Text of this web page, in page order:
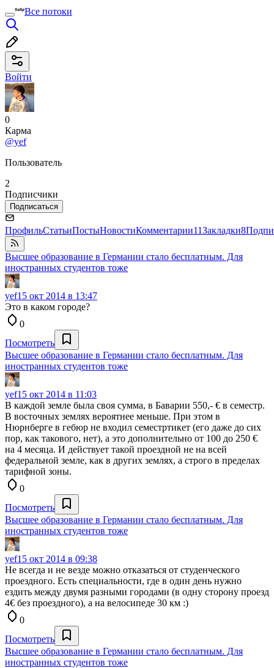
Все потоки
Войти
0
Карма
@yef
Пользователь
2
Подписчики
Подписаться
ПрофильСтатьиПостыНовостиКомментарии11Закладки8
Высшее образование в Германии стало бесплатным. Для
иностранных студентов тоже
yef15 окт 2014 в 13:47
Это в каком городе?
0
Посмотреть
Высшее образование в Германии стало бесплатным. Для
иностранных студентов тоже
yef15 окт 2014 в 11:03
В каждой земле была своя сумма, в Баварии 550,- € в семестр.
В восточных землях вероятнее меньше. При этом в
Нюрнберге в гебюр не входил семестртикет (его даже до сих
пор, как такового, нет), а это дополнительно от 100 до 250 €
на 4 месяца. И действует такой проездной не на всей
федеральной земле, как в других землях, а строго в пределах
тарифной зоны.
0
Посмотреть
Высшее образование в Германии стало бесплатным. Для
иностранных студентов тоже
yef15 окт 2014 в 09:38
Не всегда и не везде можно отказаться от студенческого
проездного. Есть специальности, где в один день нужно
ездить между двумя разными городами (в одну сторону проезд
4€ без проездного), а на велосипеде 30 км :)
0
Посмотреть
Высшее образование в Германии стало бесплатным. Для
иностранных студентов тоже